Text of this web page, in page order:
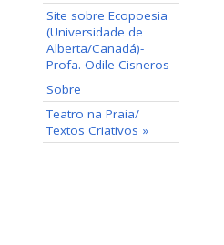
Site sobre Ecopoesia
(Universidade de
Alberta/Canadá)-
Profa. Odile Cisneros
Sobre
Teatro na Praia/
Textos Criativos »